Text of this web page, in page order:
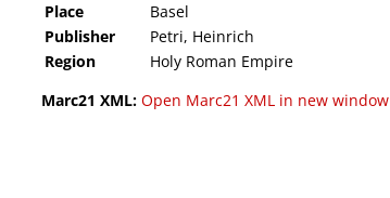
Place Basel
Publisher
Petri, Heinrich
Region
Holy Roman Empire
Marc21 XML: Open Marc21 XML in new window